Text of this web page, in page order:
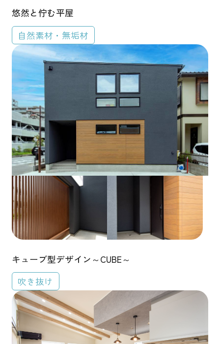
悠然と佇む平屋
自然素材・無垢材
キューブ型デザイン～CUBE～
吹き抜け